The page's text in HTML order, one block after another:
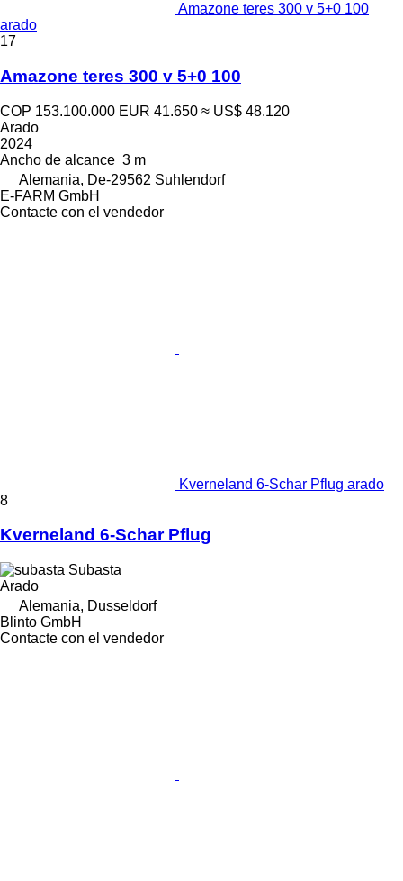
Amazone teres 300 v 5+0 100
arado
17
Amazone teres 300 v 5+0 100
COP 153.100.000 EUR 41.650 ≈ US$ 48.120
Arado
2024
Ancho de alcance 3 m
Alemania, De-29562 Suhlendorf
E-FARM GmbH
Contacte con el vendedor
Kverneland 6-Schar Pflug arado
8
Kverneland 6-Schar Pflug
Subasta
Arado
Alemania, Dusseldorf
Blinto GmbH
Contacte con el vendedor